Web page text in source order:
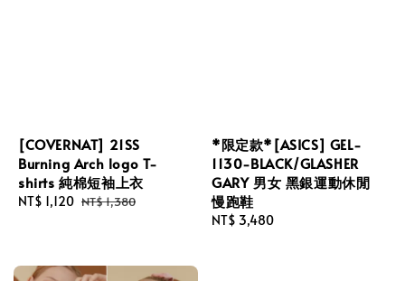
[COVERNAT] 21SS
Burning Arch logo T-
shirts 純棉短袖上衣
Sale
NT$ 1,120 Regular
NT$ 1,380
*限定款*[ASICS] GEL-
1130-BLACK/GLASHER
GARY 男女 黑銀運動休閒
慢跑鞋
Regular
NT$ 3,480